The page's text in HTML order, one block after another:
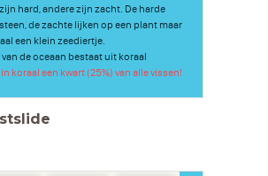
hard, andere zijn zacht. De harde
de zachte lijken op een plant maar
een klein zeediertje.
de oceaan bestaat uit koraal
koraal een kwart (25%) van alle vissen!